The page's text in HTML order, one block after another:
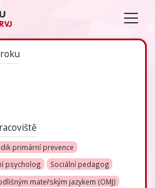
primární prevence
psycholog
Sociální pedagog
mateřským jazykem (OMJ)